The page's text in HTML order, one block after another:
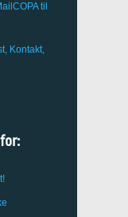
til
Kontakt,